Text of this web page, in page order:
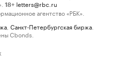
18+ letters@rbc.ru
агентство «РБК».
Санкт-Петербургская биржа
Cbonds.